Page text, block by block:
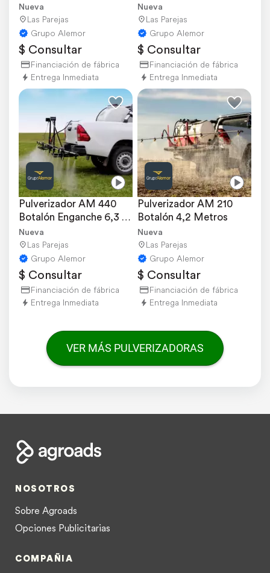
Nueva
Las Parejas
Grupo Alemor
$ Consultar
Financiación de fábrica
Entrega Inmediata
Nueva
Las Parejas
Grupo Alemor
$ Consultar
Financiación de fábrica
Entrega Inmediata
Pulverizador AM 440
Botalón Enganche 6,3
Metros
Nueva
Las Parejas
Grupo Alemor
$ Consultar
Financiación de fábrica
Entrega Inmediata
Pulverizador AM 210
Botalón 4,2 Metros
Nueva
Las Parejas
Grupo Alemor
$ Consultar
Financiación de fábrica
Entrega Inmediata
VER MÁS PULVERIZADORAS
NOSOTROS
Sobre Agroads
Opciones Publicitarias
COMPAÑIA